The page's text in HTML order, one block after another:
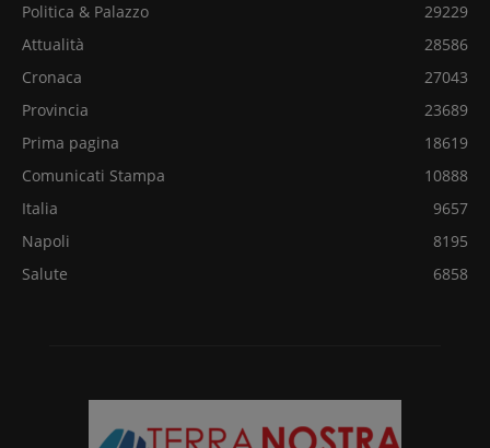
Politica & Palazzo
29229
Attualità
28586
Cronaca
27043
Provincia
23689
Prima pagina
18619
Comunicati Stampa
10888
Italia
9657
Napoli
8195
Salute
6858